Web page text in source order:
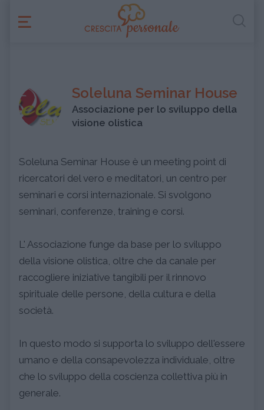
Soleluna Seminar House
Associazione per lo sviluppo della
visione olistica
Soleluna Seminar House è un meeting point di
ricercatori del vero e meditatori, un centro per
seminari e corsi internazionale. Si svolgono
seminari, conferenze, training e corsi.
L' Associazione funge da base per lo sviluppo
della visione olistica, oltre che da canale per
raccogliere iniziative tangibili per il rinnovo
spirituale delle persone, della cultura e della
società.
In questo modo si supporta lo sviluppo dell'essere
umano e della consapevolezza individuale, oltre
che lo sviluppo della coscienza collettiva più in
generale.